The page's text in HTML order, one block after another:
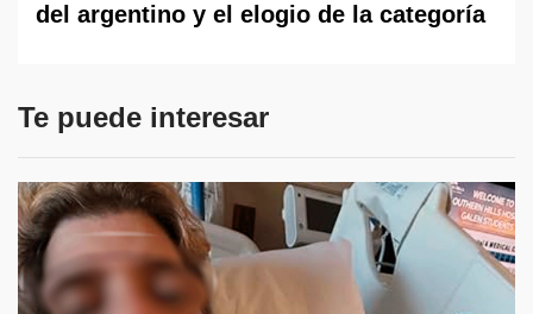
del argentino y el elogio de la categoría
Te puede interesar